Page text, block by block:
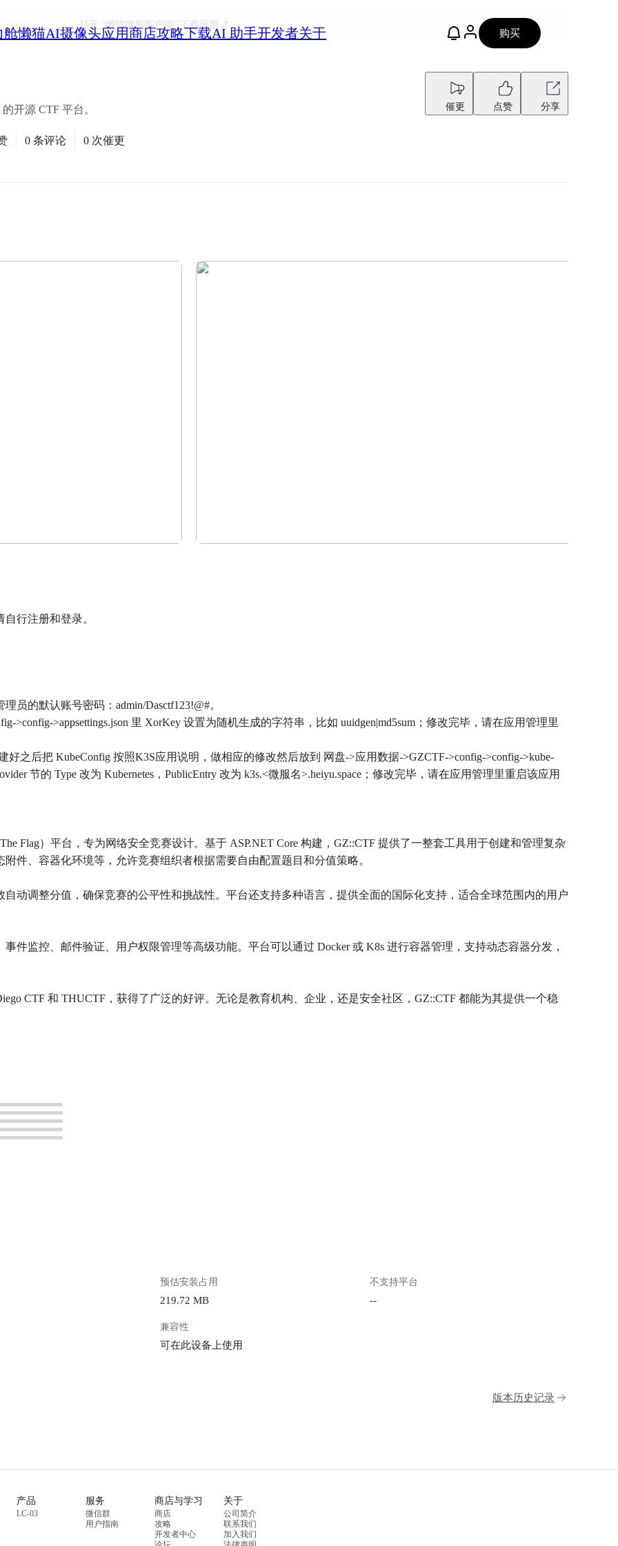
舱懒猫AI摄像头应用商店攻略下载AI 助手开发者关于 购买
打开 “懒猫微服客户端”下载应用
开源 CTF 平台。 催更 点赞 分享
0 条评论 0 次催更
行注册和登录。
员的默认账号密码：admin/Dasctf123!@#。
>config->appsettings.json 里 XorKey 设置为随机生成的字符串，比如 uuidgen|md5sum；修改完毕，请在应用管理里
之后把 KubeConfig 按照K3S应用说明，做相应的修改然后放到 网盘->应用数据->GZCTF->config->config->kube-
节的 Type 改为 Kubernetes，PublicEntry 改为 k3s.<微服名>.heiyu.space；修改完毕，请在应用管理里重启该应用
Flag）平台，专为网络安全竞赛设计。基于 ASP.NET Core 构建，GZ::CTF 提供了一整套工具用于创建和管理复杂
件、容器化环境等，允许竞赛组织者根据需要自由配置题目和分值策略。
动调整分值，确保竞赛的公平性和挑战性。平台还支持多种语言，提供全面的国际化支持，适合全球范围内的用户
件监控、邮件验证、用户权限管理等高级功能。平台可以通过 Docker 或 K8s 进行容器管理，支持动态容器分发，
CTF 和 THUCTF，获得了广泛的好评。无论是教育机构、企业，还是安全社区，GZ::CTF 都能为其提供一个稳
预估安装占用
219.72 MB
不支持平台
--
兼容性
可在此设备上使用
版本历史记录
产品
LC-03
服务
微信群
用户指南
商店与学习
商店
攻略
开发者中心
关于
公司简介
联系我们
加入我们